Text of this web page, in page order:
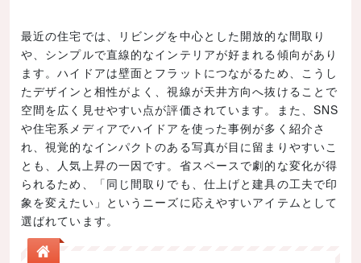
最近の住宅では、リビングを中心とした開放的な間取り
や、シンプルで直線的なインテリアが好まれる傾向があり
ます。ハイドアは壁面とフラットにつながるため、こうし
たデザインと相性がよく、視線が天井方向へ抜けることで
空間を広く見せやすい点が評価されています。また、SNS
や住宅系メディアでハイドアを使った事例が多く紹介さ
れ、視覚的なインパクトのある写真が目に留まりやすいこ
とも、人気上昇の一因です。省スペースで劇的な変化が得
られるため、「同じ間取りでも、仕上げと建具の工夫で印
象を変えたい」というニーズに応えやすいアイテムとして
選ばれています。